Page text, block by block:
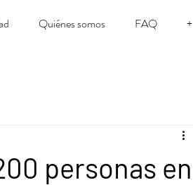
Quiénes somos FAQ +
personas en